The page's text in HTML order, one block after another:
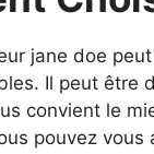
jane doe
Il peut être
convient le
pouvez vous